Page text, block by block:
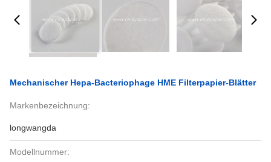
Mechanischer Hepa-Bacteriophage HME Filterpapier-Blätter
Markenbezeichnung:
longwangda
Modellnummer: